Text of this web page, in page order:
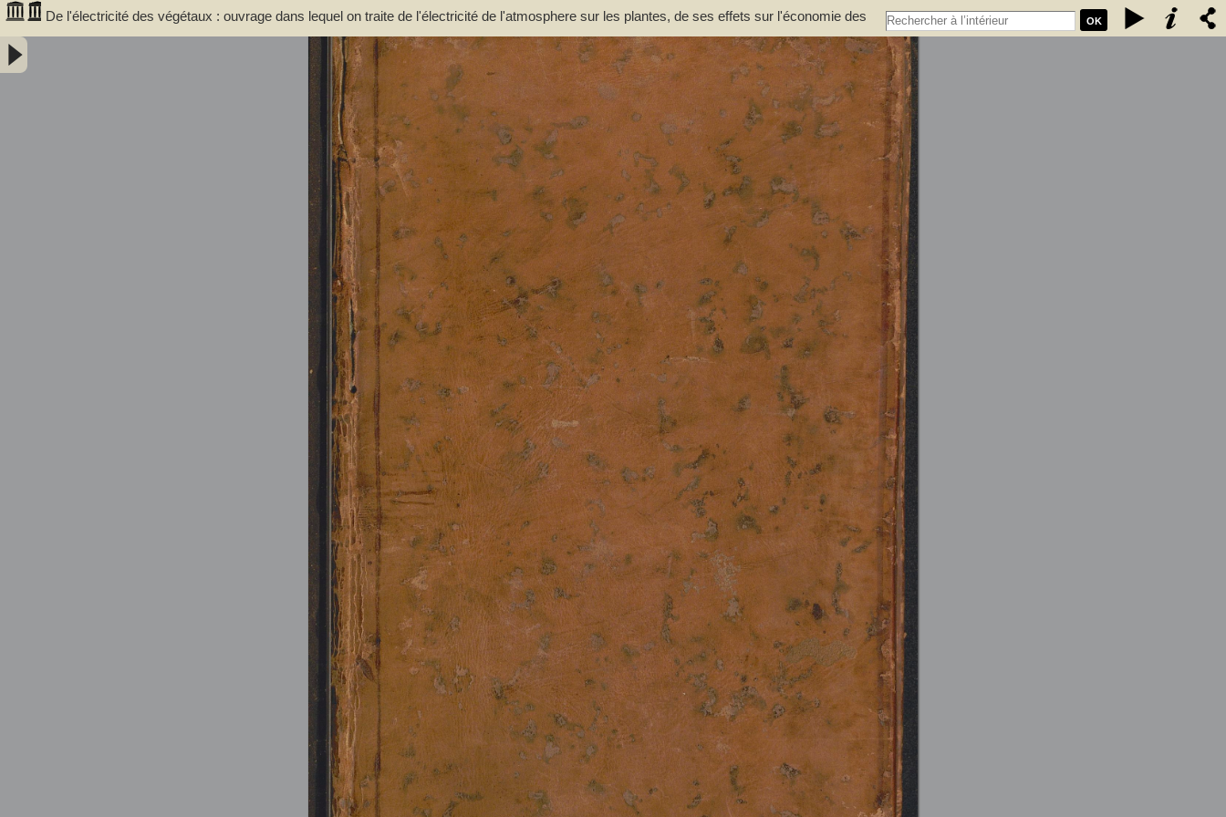
OK
De l'électricité des végétaux : ouvrage dans lequel on traite de l'électricité de l'atmosphere sur les plantes, de ses effets sur l'économie des
végétaux, de leurs vertus médico & nutritivo-électriques, & principalement des moyens de pratique de l'appliquer utilement à l'agriculture,
avec l'invention d'un électro-végétometre . Avec figures en taille-douce. Par M. l'Abbé Bertholon, de S. Lazare, professeur de physique expérimentale des états généraux de la province de Languedoc ... -